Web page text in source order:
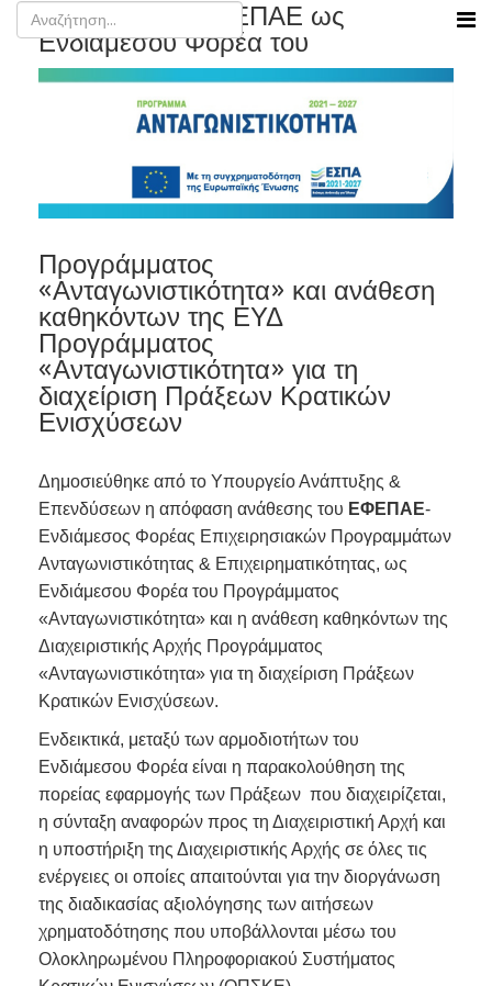
Ορισμός του ΕΦΕΠΑΕ ως
Ενδιάμεσου Φορέα του
Προγράμματος
«Ανταγωνιστικότητα» και ανάθεση
καθηκόντων της ΕΥΔ
Προγράμματος
«Ανταγωνιστικότητα» για τη
διαχείριση Πράξεων Κρατικών
Ενισχύσεων
Δημοσιεύθηκε από το Υπουργείο Ανάπτυξης &
Επενδύσεων η απόφαση ανάθεσης του ΕΦΕΠΑΕ-
Ενδιάμεσος Φορέας Επιχειρησιακών Προγραμμάτων
Ανταγωνιστικότητας & Επιχειρηματικότητας, ως
Ενδιάμεσου Φορέα του Προγράμματος
«Ανταγωνιστικότητα» και η ανάθεση καθηκόντων της
Διαχειριστικής Αρχής Προγράμματος
«Ανταγωνιστικότητα» για τη διαχείριση Πράξεων
Κρατικών Ενισχύσεων.
Ενδεικτικά, μεταξύ των αρμοδιοτήτων του
Ενδιάμεσου Φορέα είναι η παρακολούθηση της
πορείας εφαρμογής των Πράξεων που διαχειρίζεται,
η σύνταξη αναφορών προς τη Διαχειριστική Αρχή και
η υποστήριξη της Διαχειριστικής Αρχής σε όλες τις
ενέργειες οι οποίες απαιτούνται για την διοργάνωση
της διαδικασίας αξιολόγησης των αιτήσεων
χρηματοδότησης που υποβάλλονται μέσω του
Ολοκληρωμένου Πληροφοριακού Συστήματος